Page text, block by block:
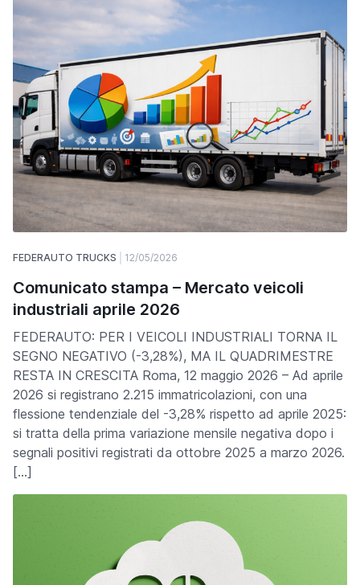
FEDERAUTO TRUCKS 12/05/2026
Comunicato stampa – Mercato veicoli
industriali aprile 2026
FEDERAUTO: PER I VEICOLI INDUSTRIALI TORNA IL
SEGNO NEGATIVO (-3,28%), MA IL QUADRIMESTRE
RESTA IN CRESCITA Roma, 12 maggio 2026 – Ad aprile
2026 si registrano 2.215 immatricolazioni, con una
flessione tendenziale del -3,28% rispetto ad aprile 2025:
si tratta della prima variazione mensile negativa dopo i
segnali positivi registrati da ottobre 2025 a marzo 2026.
[…]